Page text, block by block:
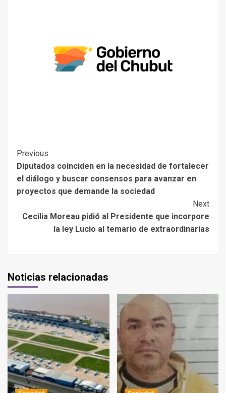
Previous
Diputados coinciden en la necesidad de fortalecer
el diálogo y buscar consensos para avanzar en
proyectos que demande la sociedad
Next
Cecilia Moreau pidió al Presidente que incorpore
la ley Lucio al temario de extraordinarias
Noticias relacionadas